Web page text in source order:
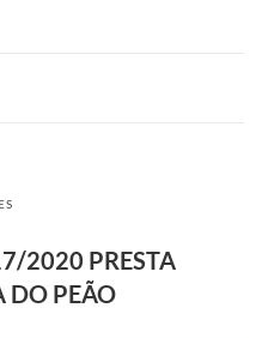
2020 PRESTA
DO PEÃO